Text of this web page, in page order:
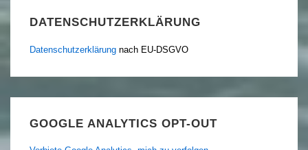
DATENSCHUTZERKLÄRUNG
Datenschutzerklärung nach EU-DSGVO
GOOGLE ANALYTICS OPT-OUT